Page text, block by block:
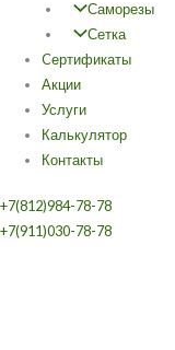
Саморезы
Сетка
Cертификаты
Акции
Услуги
Калькулятор
Контакты
+7(812)984-78-78
+7(911)030-78-78